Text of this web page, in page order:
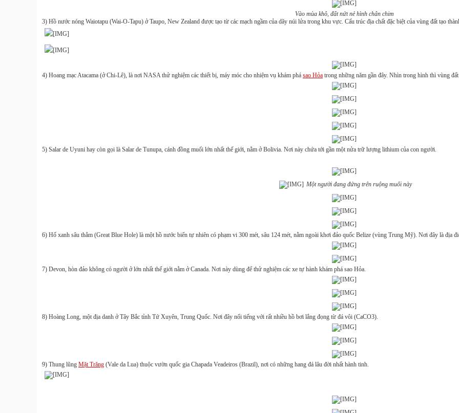
Vào mùa khô, đất nứt nẻ hình chân chim
3) Hồ nước nóng Waiotapu (Wai-O-Tapu) ở Taupo, New Zealand được tạo từ các mạch ngầm của dãy núi lửa trong khu vực. Cấu trúc địa chất đặc biệt của vùng đất tạo
4) Hoang mạc Atacama (ở Chi-Lê), là nơi NASA thử nghiệm các thiết bị, máy móc cho nhiệm vụ khám phá sao Hỏa trong những năm gần đây. Nhìn trong hình thì vùng
5) Salar de Uyuni hay còn gọi là Salar de Tunupa, cánh đồng muối lớn nhất thế giới, nằm ở Bolivia. Nơi này chứa tới gần một nửa trữ lượng lithium của con người.
Một người đang đứng trên ruộng muối này
6) Hố xanh sâu thẳm (Great Blue Hole) là một hồ nước biển tự nhiên có phạm vi 300 mét, sâu 124 mét, nằm ngoài khơi đảo quốc Belize (vùng Trung Mỹ). Nơi đây là địa
7) Devon, hòn đảo không có người ở lớn nhất thế giới nằm ở Canada. Nơi này dùng để thử nghiệm các xe tự hành khám phá sao Hỏa.
8) Hoàng Long, một địa danh ở Tây Bắc tỉnh Tứ Xuyên, Trung Quốc. Nơi đây nổi tiếng với rất nhiều hồ bơi lắng đọng từ đá vôi (CaCO3).
9) Thung lũng Mặt Trăng (Vale da Lua) thuộc vườn quốc gia Chapada Veadeiros (Brazil), nơi có những hang đá lâu đời nhất hành tinh.